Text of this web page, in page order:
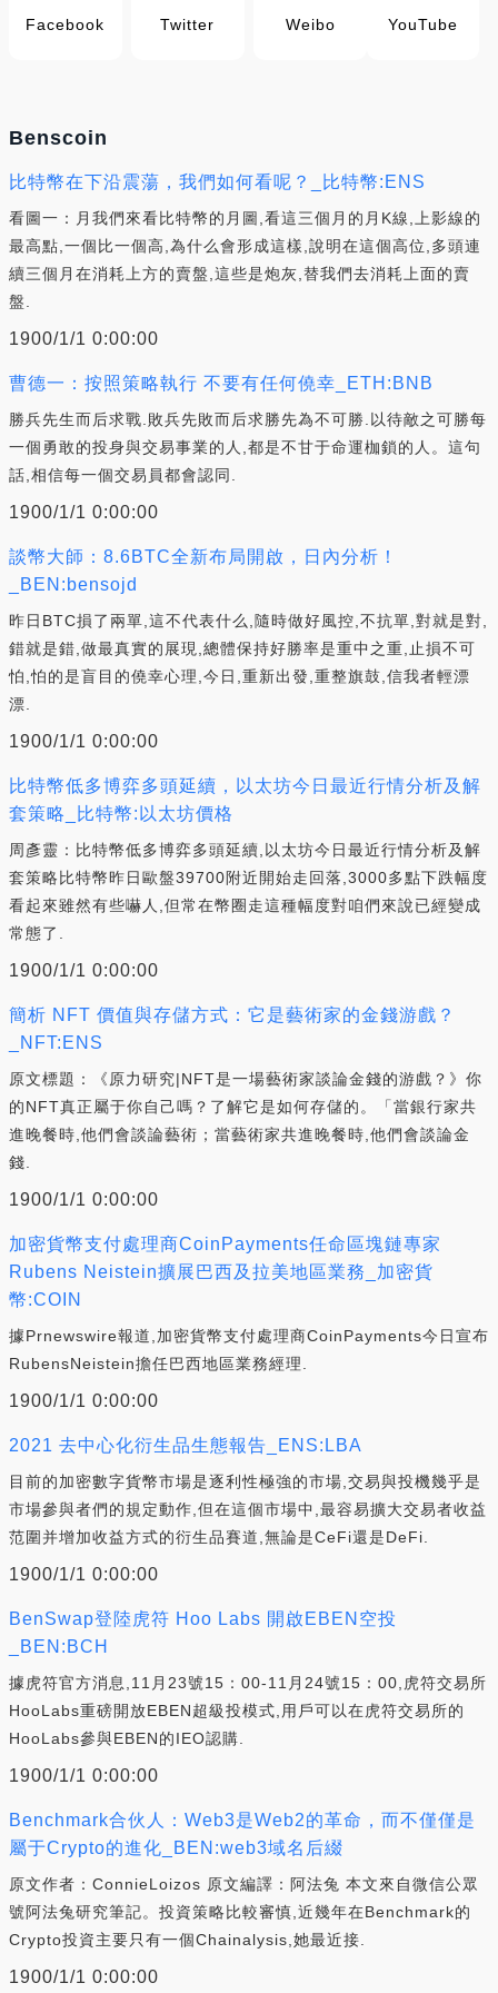
Facebook Twitter Weibo YouTube
Benscoin
比特幣在下沿震蕩，我們如何看呢？_比特幣:ENS
看圖一：月我們來看比特幣的月圖,看這三個月的月K線,上影線的
最高點,一個比一個高,為什么會形成這樣,說明在這個高位,多頭連
續三個月在消耗上方的賣盤,這些是炮灰,替我們去消耗上面的賣
盤.
1900/1/1 0:00:00
曹德一：按照策略執行 不要有任何僥幸_ETH:BNB
勝兵先生而后求戰.敗兵先敗而后求勝先為不可勝.以待敵之可勝每
一個勇敢的投身與交易事業的人,都是不甘于命運枷鎖的人。這句
話,相信每一個交易員都會認同.
1900/1/1 0:00:00
談幣大師：8.6BTC全新布局開啟，日內分析！
_BEN:bensojd
昨日BTC損了兩單,這不代表什么,隨時做好風控,不抗單,對就是對,
錯就是錯,做最真實的展現,總體保持好勝率是重中之重,止損不可
怕,怕的是盲目的僥幸心理,今日,重新出發,重整旗鼓,信我者輕漂
漂.
1900/1/1 0:00:00
比特幣低多博弈多頭延續，以太坊今日最近行情分析及解
套策略_比特幣:以太坊價格
周彥靈：比特幣低多博弈多頭延續,以太坊今日最近行情分析及解
套策略比特幣昨日歐盤39700附近開始走回落,3000多點下跌幅度
看起來雖然有些嚇人,但常在幣圈走這種幅度對咱們來說已經變成
常態了.
1900/1/1 0:00:00
簡析 NFT 價值與存儲方式：它是藝術家的金錢游戲？
_NFT:ENS
原文標題：《原力研究|NFT是一場藝術家談論金錢的游戲？》你
的NFT真正屬于你自己嗎？了解它是如何存儲的。「當銀行家共
進晚餐時,他們會談論藝術；當藝術家共進晚餐時,他們會談論金
錢.
1900/1/1 0:00:00
加密貨幣支付處理商CoinPayments任命區塊鏈專家
Rubens Neistein擴展巴西及拉美地區業務_加密貨
幣:COIN
據Prnewswire報道,加密貨幣支付處理商CoinPayments今日宣布
RubensNeistein擔任巴西地區業務經理.
1900/1/1 0:00:00
2021 去中心化衍生品生態報告_ENS:LBA
目前的加密數字貨幣市場是逐利性極強的市場,交易與投機幾乎是
市場參與者們的規定動作,但在這個市場中,最容易擴大交易者收益
范圍并增加收益方式的衍生品賽道,無論是CeFi還是DeFi.
1900/1/1 0:00:00
BenSwap登陸虎符 Hoo Labs 開啟EBEN空投
_BEN:BCH
據虎符官方消息,11月23號15：00-11月24號15：00,虎符交易所
HooLabs重磅開放EBEN超級投模式,用戶可以在虎符交易所的
HooLabs參與EBEN的IEO認購.
1900/1/1 0:00:00
Benchmark合伙人：Web3是Web2的革命，而不僅僅是
屬于Crypto的進化_BEN:web3域名后綴
原文作者：ConnieLoizos 原文編譯：阿法兔 本文來自微信公眾
號阿法兔研究筆記。投資策略比較審慎,近幾年在Benchmark的
Crypto投資主要只有一個Chainalysis,她最近接.
1900/1/1 0:00:00